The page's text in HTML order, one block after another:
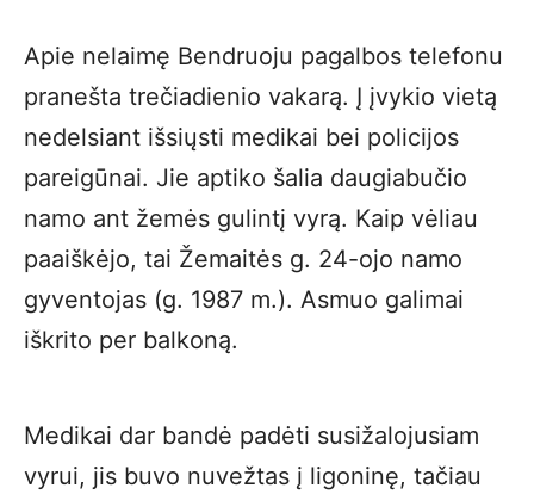
Apie nelaimę Bendruoju pagalbos telefonu
pranešta trečiadienio vakarą. Į įvykio vietą
nedelsiant išsiųsti medikai bei policijos
pareigūnai. Jie aptiko šalia daugiabučio
namo ant žemės gulintį vyrą. Kaip vėliau
paaiškėjo, tai Žemaitės g. 24-ojo namo
gyventojas (g. 1987 m.). Asmuo galimai
iškrito per balkoną.
Medikai dar bandė padėti susižalojusiam
vyrui, jis buvo nuvežtas į ligoninę, tačiau